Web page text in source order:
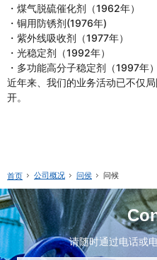
・煤气脱硫催化剂（1962年）
・铜用防锈剂(1976年)
・紫外线吸收剂（1977年）
・光稳定剂（1992年）
・多功能高分子稳定剂（1997年）
近年来、我们的业务活动已不仅
开。
首页 公司概况 问侯 问候
请随时通过电话或